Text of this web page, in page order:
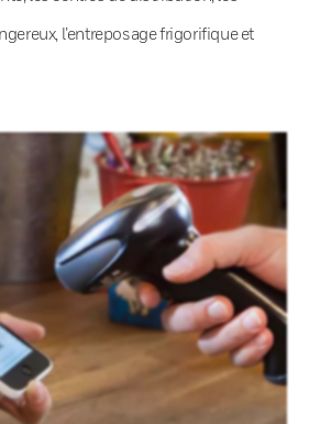
l’entreposage frigorifique et